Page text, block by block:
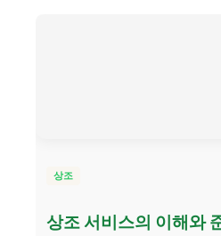
상조
상조 서비스의 이해와